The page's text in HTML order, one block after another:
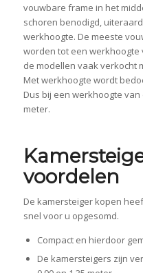
vouwbare frame in het
schoren benodigd,
werkhoogte. De meeste
worden tot een werkhoogte
de modellen vaak verkocht
Met werkhoogte wordt
Dus bij een werkhoogte
meter.
voordelen
De kamersteiger kopen
snel voor u opgesomd.
Compact en hierdoor
De kamersteigers zijn